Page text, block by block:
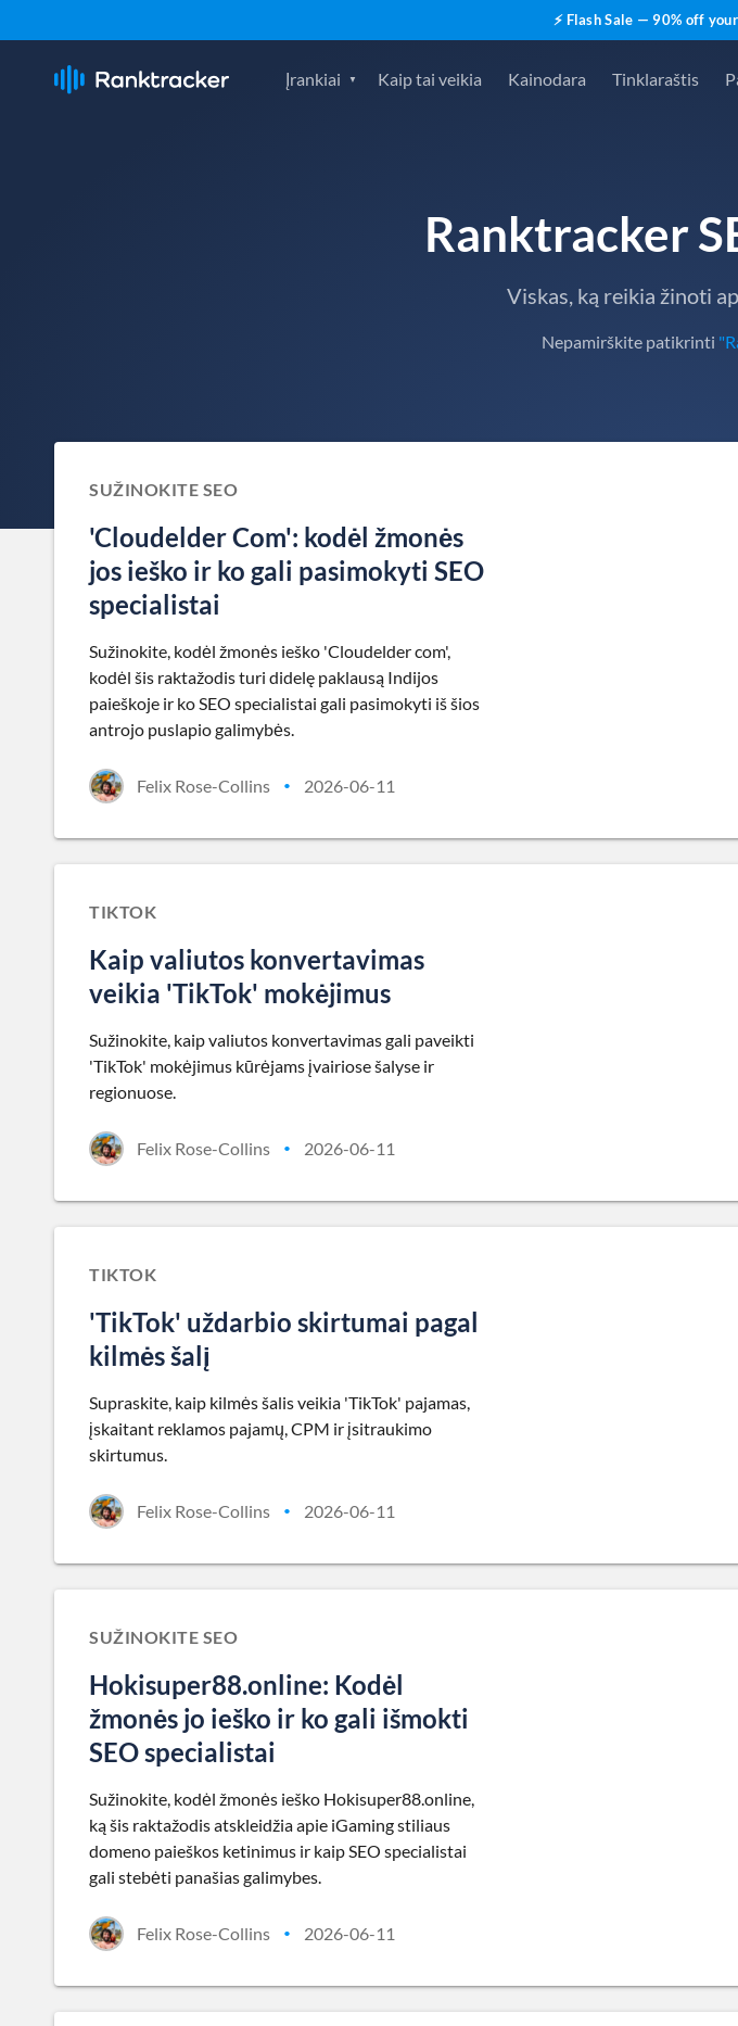
⚡ Flash Sale — 90% off
Įrankiai Kaip tai veikia Kainodara Tinklaraštis
Ranktracker
Viskas, ką reikia žinoti
Nepamirškite patikrinti
SUŽINOKITE SEO
'Cloudelder Com': kodėl žmonės
jos ieško ir ko gali pasimokyti SEO
specialistai
Sužinokite, kodėl žmonės ieško 'Cloudelder com',
kodėl šis raktažodis turi didelę paklausą Indijos
paieškoje ir ko SEO specialistai gali pasimokyti iš šios
antrojo puslapio galimybės.
Felix Rose-Collins • 2026-06-11
TIKTOK
Kaip valiutos konvertavimas
veikia 'TikTok' mokėjimus
Sužinokite, kaip valiutos konvertavimas gali paveikti
'TikTok' mokėjimus kūrėjams įvairiose šalyse ir
regionuose.
Felix Rose-Collins • 2026-06-11
TIKTOK
'TikTok' uždarbio skirtumai pagal
kilmės šalį
Supraskite, kaip kilmės šalis veikia 'TikTok' pajamas,
įskaitant reklamos pajamų, CPM ir įsitraukimo
skirtumus.
Felix Rose-Collins • 2026-06-11
SUŽINOKITE SEO
Hokisuper88.online: Kodėl
žmonės jo ieško ir ko gali išmokti
SEO specialistai
Sužinokite, kodėl žmonės ieško Hokisuper88.online,
ką šis raktažodis atskleidžia apie iGaming stiliaus
domeno paieškos ketinimus ir kaip SEO specialistai
gali stebėti panašias galimybes.
Felix Rose-Collins • 2026-06-11